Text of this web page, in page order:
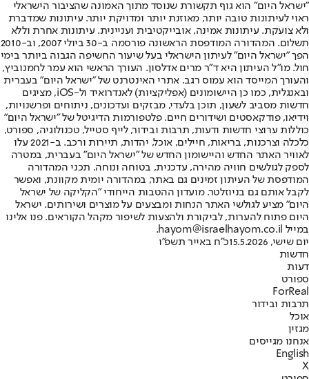
"ישראל היום" הוא גוף תקשורת שנוסד מתוך האמונה שהציבור הישראלי
ראוי לעיתונות טובה יותר, מאוזנת יותר ומדויקת יותר. עיתונות שמדברת
ולא צועקת. עיתונות אמינה, אובייקטיבית ועניינית. עיתונות אחרת וללא
תשלום. המהדורה המודפסת הראשונה פורסמה ב-30 ביולי 2007, וב-2010
הפך "ישראל היום" לעיתון הישראלי בעל שיעור החשיפה הגבוה ביותר בימי
חול. מו"ל העיתון היא ד"ר מרים אדלסון. העורך הראשי הוא עמר לחמנוביץ,
והעורך המייסד הוא עמוס רגב. אתרי האינטרנט של "ישראל היום" בעברית
ובאנגלית, כמו כן היישומונים (אפליקציות) לאנדרואיד ול-iOS, מציגים
חדשות מסביב לשעון, תוכן בלעדי, מבזקים ועדכונים, ניתוחים ופרשנויות,
וידיאו, פודקאסטים ושידורים חיים. פלטפורמות הדיגיטל של "ישראל היום"
כוללות ערוצי חדשות ודעות, תרבות ובידור, לייף סטייל, טכנולוגיה, ספורט,
כלכלה וצרכנות, בריאות, חיילים, אוכל, יהדות, תיירות ורכב. ב-2021 עלו
לאוויר האתר החדש והיישומון החדש של "ישראל היום" בעברית, במטרה
לספק לגולשים חוויה מהירה, עדכנית, בטוחה ונוחה. תכני המהדורה
המודפסת של העיתון זמינים גם באתר, במהדורה יומית מקוונת, ואפשר
לקבל אותם גם בניוזלטר. מועדון ההטבות הייחודי "הקליקה של ישראל
היום" מציע לגולשי האתר הנחות ומבצעים על מוצרים ושירותים. ישראל
היום פתוח להערות, לביקורת ולהצעות לשיפור מקהל הקוראים. פנו אלינו
במייל hayom@israelhayom.co.il.
יום שישי, 15.5.2026
כ"ח באייר תשפ"ו
חדשות
דעות
ספורט
ForReal
תרבות ובידור
אוכל
מגזין
אנחנו מגייסים
English
X